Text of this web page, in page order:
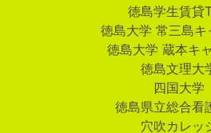
徳島学生賃貸
徳島大学 常三島キ
徳島大学 蔵本キ
徳島文理大
四国大学
徳島県立総合看
穴吹カレッ